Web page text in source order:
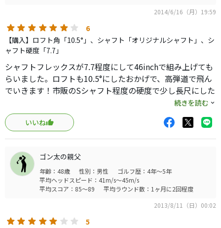
属音だったのですが、シャフトが違うと打音も変わるのか
耳障りな音が消えて多少心地よい金属音に変化してます。ロ
フト角9.5°に対してリアルロフト角9.22°で余り高さがでな
いようなイメージでしたが思いのほか高めの弾道ですネ。
欲をいえばもうチョイランがでればいいかなと思ってます。
2014/6/16（月）19:59
6
【購入】ロフト角「10.5°」、シャフト「オリジナルシャフト」、シ
ャフト硬度「7.7」
シャフトフレックスが7.7程度にして46inchで組み上げても
らいました。ロフトも10.5°にしたおかげで、高弾道で飛ん
でいきます！市販のSシャフト程度の硬度で少し長尺にした
おかげで飛距離は伸びますね。しかし夏場では少し硬度が
高いのでチーピンの恐れがあるので、今は冬限定で使用中
続きを読む
いいね
ゴン太の親父
年齢：48歳 性別：男性
ゴルフ歴：4年～5年
平均ヘッドスピード：41m/s～45m/s
平均スコア：85～89
平均ラウンド数：1ヶ月に2回程度
2013/8/11（日）00:02
5